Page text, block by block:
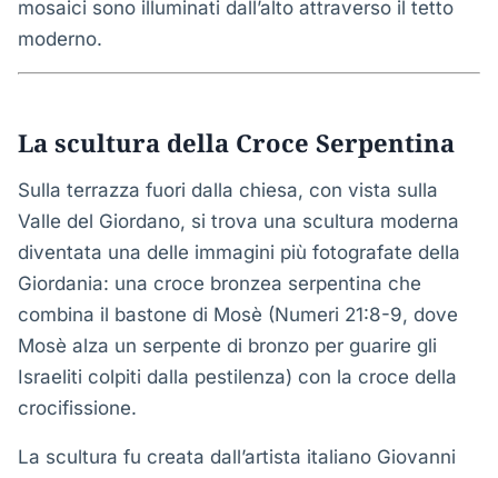
mosaici sono illuminati dall’alto attraverso il tetto
moderno.
La scultura della Croce Serpentina
Sulla terrazza fuori dalla chiesa, con vista sulla
Valle del Giordano, si trova una scultura moderna
diventata una delle immagini più fotografate della
Giordania: una croce bronzea serpentina che
combina il bastone di Mosè (Numeri 21:8-9, dove
Mosè alza un serpente di bronzo per guarire gli
Israeliti colpiti dalla pestilenza) con la croce della
crocifissione.
La scultura fu creata dall’artista italiano Giovanni